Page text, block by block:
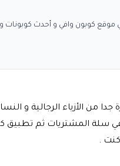
من الأزياء الرجالية و
سلة المشتريات ثم تطبيق
.